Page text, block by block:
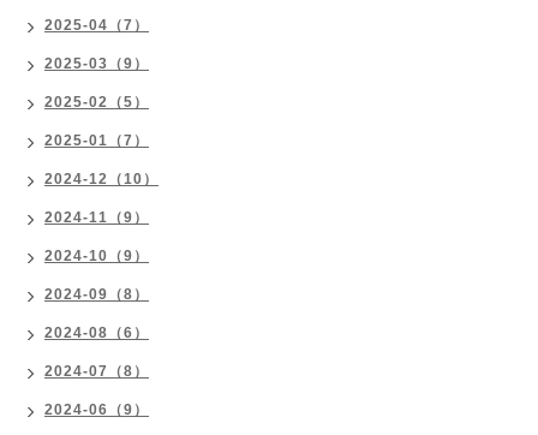
2025-04（7）
2025-03（9）
2025-02（5）
2025-01（7）
2024-12（10）
2024-11（9）
2024-10（9）
2024-09（8）
2024-08（6）
2024-07（8）
2024-06（9）